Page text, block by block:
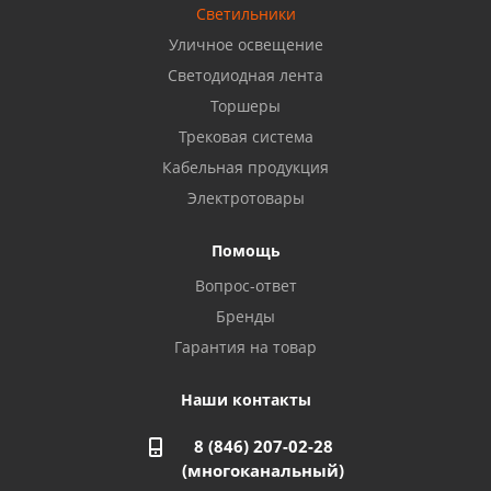
Балаково, ул. Комарова, 55
Октябрьский, ул. Свердлова, 28
Азнакаево, ул. Булгар, 2. ТЦ "Акчарлак"
Стерлитамак, ул. Вокзальная, 13
Магнитогорск, ул. Труда, 14
Светильники
Уличное освещение
Светодиодная лента
Торшеры
Трековая система
Кабельная продукция
Электротовары
Помощь
Вопрос-ответ
Бренды
Гарантия на товар
Наши контакты
8 (846) 207-02-28
(многоканальный)